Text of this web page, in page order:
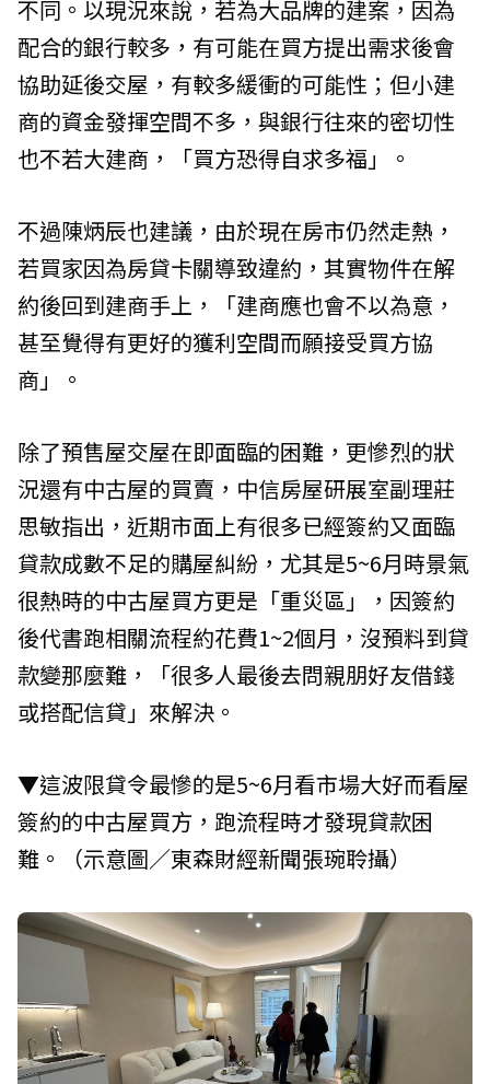
不同。以現況來說，若為大品牌的建案，因為
配合的銀行較多，有可能在買方提出需求後會
協助延後交屋，有較多緩衝的可能性；但小建
商的資金發揮空間不多，與銀行往來的密切性
也不若大建商，「買方恐得自求多福」。
不過陳炳辰也建議，由於現在房市仍然走熱，
若買家因為房貸卡關導致違約，其實物件在解
約後回到建商手上，「建商應也會不以為意，
甚至覺得有更好的獲利空間而願接受買方協
商」。
除了預售屋交屋在即面臨的困難，更慘烈的狀
況還有中古屋的買賣，中信房屋研展室副理莊
思敏指出，近期市面上有很多已經簽約又面臨
貸款成數不足的購屋糾紛，尤其是5~6月時景氣
很熱時的中古屋買方更是「重災區」，因簽約
後代書跑相關流程約花費1~2個月，沒預料到貸
款變那麼難，「很多人最後去問親朋好友借錢
或搭配信貸」來解決。
▼這波限貸令最慘的是5~6月看市場大好而看屋
簽約的中古屋買方，跑流程時才發現貸款困
難。（示意圖／東森財經新聞張琬聆攝）